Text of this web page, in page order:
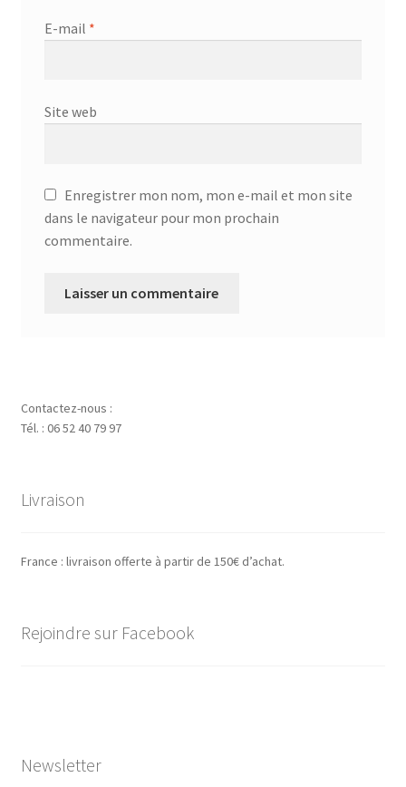
E-mail *
Site web
Enregistrer mon nom, mon e-mail et mon site
dans le navigateur pour mon prochain
commentaire.
Contactez-nous :
Tél. : 06 52 40 79 97
Livraison
France : livraison offerte à partir de 150€ d’achat.
Rejoindre sur Facebook
Newsletter